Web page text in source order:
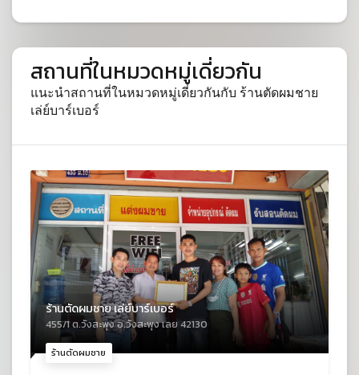
สถานที่ในหมวดหมู่เดี่ยวกัน
แนะนำสถานที่ในหมวดหมู่เดี่ยวกันกับ ร้านตัดผมชาย
เล่ย์บาร์เบอร์
ร้านตัดผมชาย
ร้านตัดผมชาย เล่ย์บาร์เบอร์
455/1 ต.วังสะพุง อ.วังสะพุง เลย 42130